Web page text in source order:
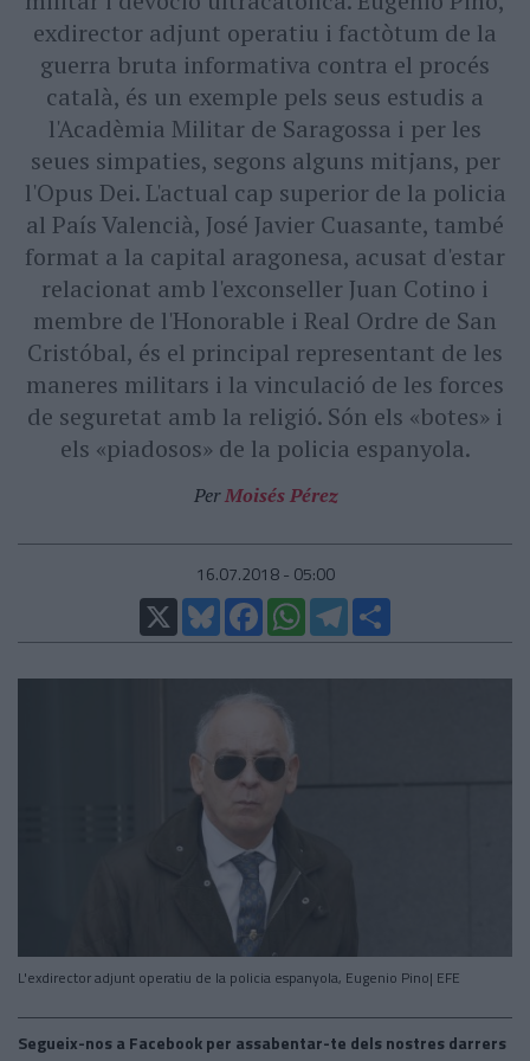
exdirector adjunt operatiu i factòtum de la
guerra bruta informativa contra el procés
català, és un exemple pels seus estudis a
l'Acadèmia Militar de Saragossa i per les
seues simpaties, segons alguns mitjans, per
l'Opus Dei. L'actual cap superior de la policia
al País Valencià, José Javier Cuasante, també
format a la capital aragonesa, acusat d'estar
relacionat amb l'exconseller Juan Cotino i
membre de l'Honorable i Real Ordre de San
Cristóbal, és el principal representant de les
maneres militars i la vinculació de les forces
de seguretat amb la religió. Són els «botes» i
els «piadosos» de la policia espanyola.
PerMoisés Pérez
16.07.2018 - 05:00
X
BlueskyFacebookWhatsAppTelegram
L'exdirector adjunt operatiu de la policia espanyola, Eugenio Pino| EFE
Segueix-nos a Facebook per assabentar-te dels nostres darrers